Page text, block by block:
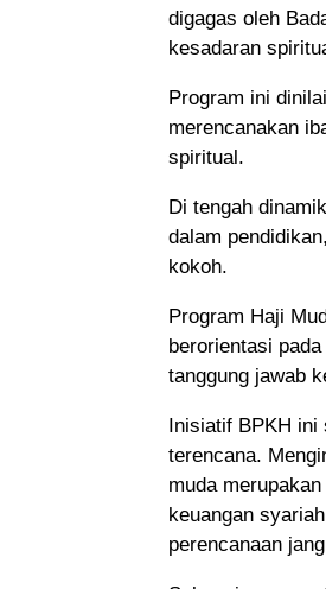
digagas oleh
kesadaran
Program ini
merencanakan
spiritual.
Di tengah
dalam
kokoh.
Program Haji
berorientasi
tanggung jawab
Inisiatif BPKH ini
terencana.
muda
keuangan
perencanaan